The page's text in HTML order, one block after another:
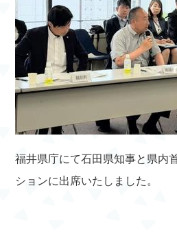
福井県庁にて石田県知事と県内
ションに出席いたしました。